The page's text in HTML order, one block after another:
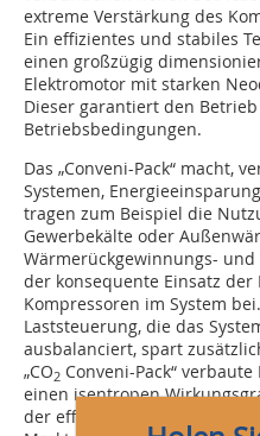
extreme Verstärkung des
Ein effizientes und stabiles
einen großzügig
Elektromotor mit starken
Dieser garantiert den
Betriebsbedingungen.
Das „Conveni-Pack“ macht,
Systemen,
tragen zum Beispiel die
Gewerbekälte oder
Wärmerückgewinnungs-
der konsequente Einsatz
Kompressoren im System
Laststeuerung, die das
ausbalanciert, spart
„CO2 Conveni-Pack“
einen isentropen
der effizienteste hermetische